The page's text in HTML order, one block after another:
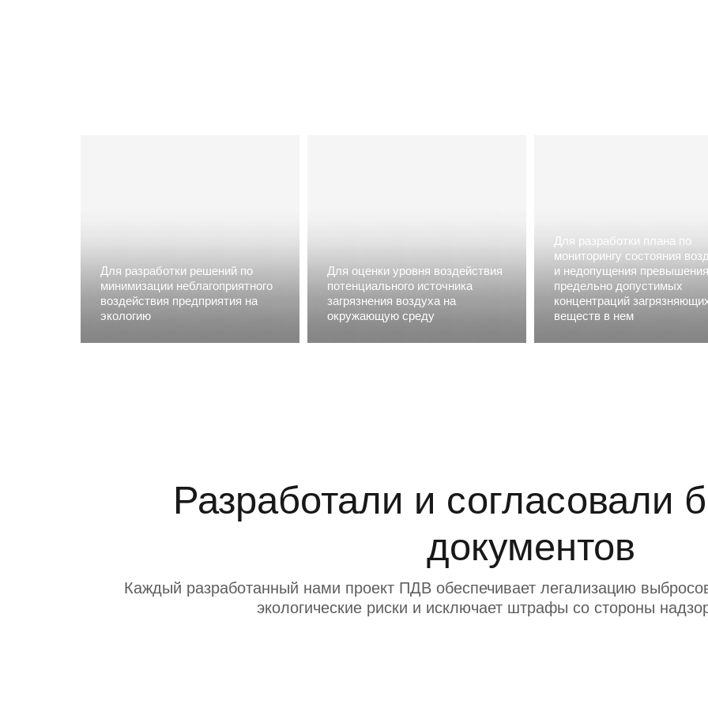
Для разработки решений по
минимизации неблагоприятного
воздействия предприятия на
экологию
Для оценки уровня воздействия
потенциального источника
загрязнения воздуха на
окружающую среду
Для разработки плана по
мониторингу состояния
и недопущения превышения
предельно допустимых
концентраций
веществ в нем
Разработали и согласовали
документов
Каждый разработанный нами проект ПДВ обеспечивает легализацию
экологические риски и исключает штрафы со стороны